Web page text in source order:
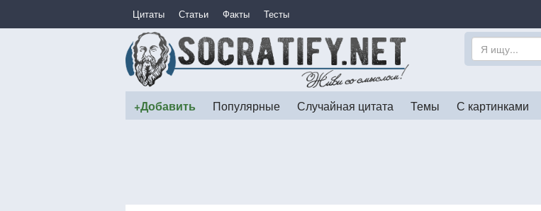
Цитаты Статьи Факты Тесты
+Добавить Популярные Случайная цитата Темы С картинками